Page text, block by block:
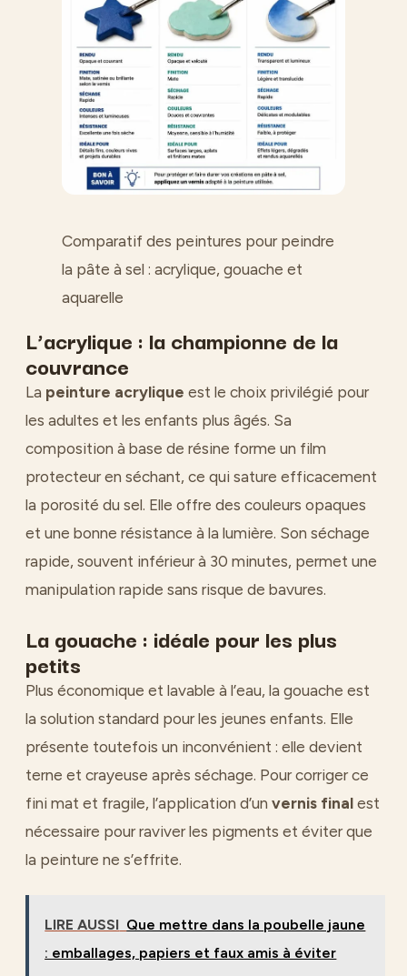
Comparatif des peintures pour peindre
la pâte à sel : acrylique, gouache et
aquarelle
L’acrylique : la championne de la
couvrance
La peinture acrylique est le choix privilégié pour
les adultes et les enfants plus âgés. Sa
composition à base de résine forme un film
protecteur en séchant, ce qui sature efficacement
la porosité du sel. Elle offre des couleurs opaques
et une bonne résistance à la lumière. Son séchage
rapide, souvent inférieur à 30 minutes, permet une
manipulation rapide sans risque de bavures.
La gouache : idéale pour les plus
petits
Plus économique et lavable à l’eau, la gouache est
la solution standard pour les jeunes enfants. Elle
présente toutefois un inconvénient : elle devient
terne et crayeuse après séchage. Pour corriger ce
fini mat et fragile, l’application d’un vernis final est
nécessaire pour raviver les pigments et éviter que
la peinture ne s’effrite.
LIRE AUSSI Que mettre dans la poubelle jaune
: emballages, papiers et faux amis à éviter